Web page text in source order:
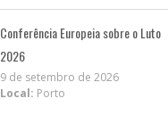
Conferência Europeia sobre o Luto
2026
9 de setembro de 2026
Local: Porto